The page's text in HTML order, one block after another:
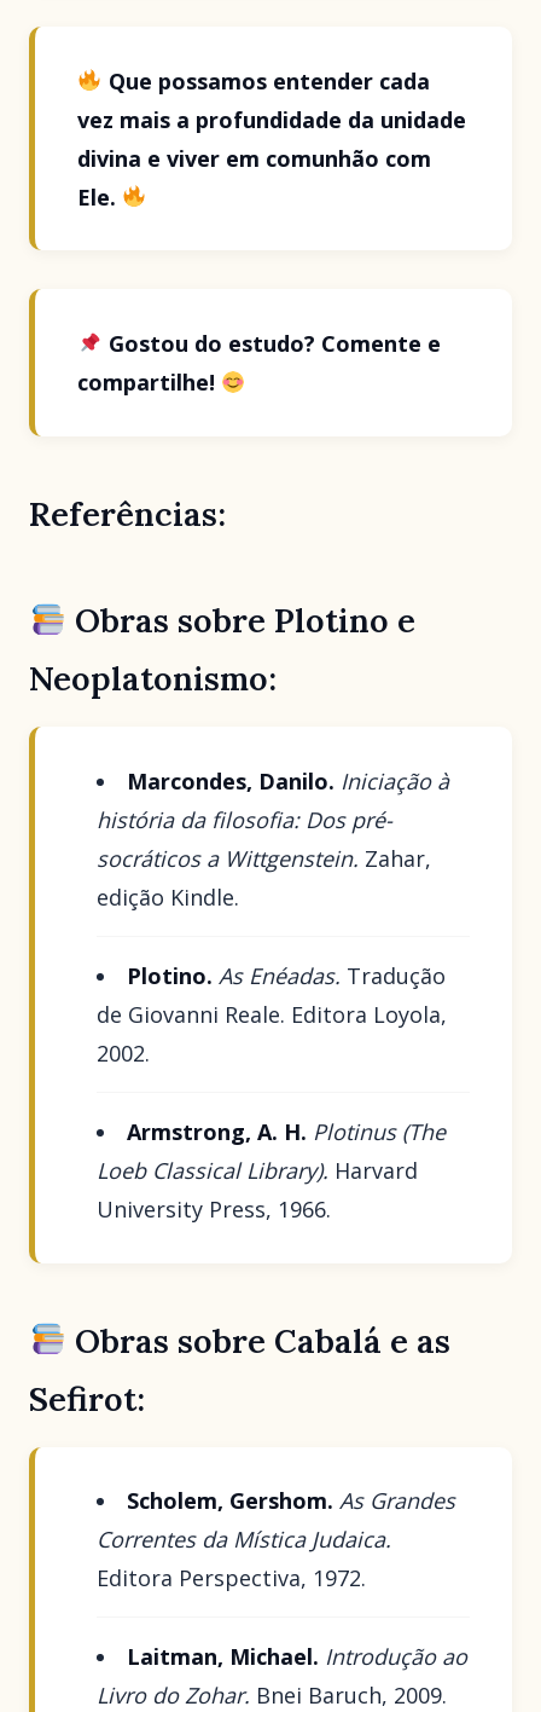
Que possamos entender cada
vez mais a profundidade da unidade
divina e viver em comunhão com
Ele.
Gostou do estudo? Comente e
compartilhe!
Referências:
Obras sobre Plotino e
Neoplatonismo:
Marcondes, Danilo. Iniciação à
história da filosofia: Dos pré-
socráticos a Wittgenstein. Zahar,
edição Kindle.
Plotino. As Enéadas. Tradução
de Giovanni Reale. Editora Loyola,
2002.
Armstrong, A. H. Plotinus (The
Loeb Classical Library). Harvard
University Press, 1966.
Obras sobre Cabalá e as
Sefirot:
Scholem, Gershom. As Grandes
Correntes da Mística Judaica.
Editora Perspectiva, 1972.
Laitman, Michael. Introdução ao
Livro do Zohar. Bnei Baruch, 2009.